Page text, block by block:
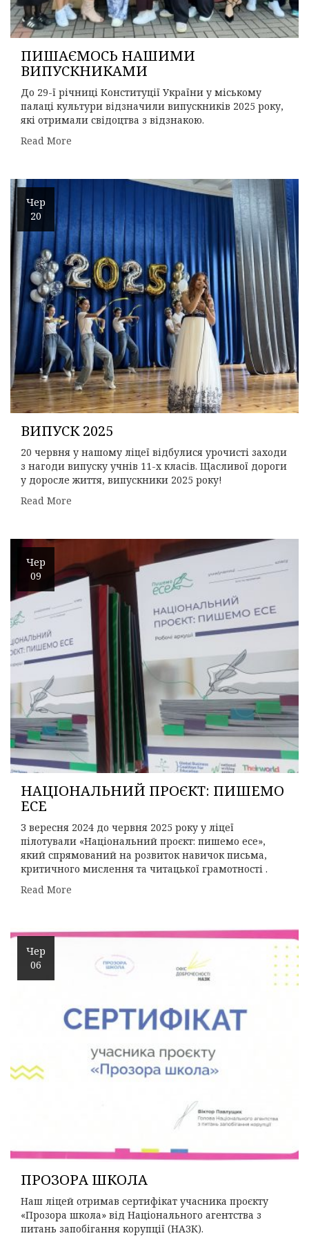
ПИШАЄМОСЬ НАШИМИ
ВИПУСКНИКАМИ
До 29-ї річниці Конституції України у міському
палаці культури відзначили випускників 2025 року,
які отримали свідоцтва з відзнакою.
Read More
Чер
20
ВИПУСК 2025
20 червня у нашому ліцеї відбулися урочисті заходи
з нагоди випуску учнів 11-х класів. Щасливої дороги
у доросле життя, випускники 2025 року!
Read More
Чер
09
НАЦІОНАЛЬНИЙ ПРОЄКТ: ПИШЕМО
ЕСЕ
З вересня 2024 до червня 2025 року у ліцеї
пілотували «Національний проєкт: пишемо есе»,
який спрямований на розвиток навичок письма,
критичного мислення та читацької грамотності .
Read More
Чер
06
ПРОЗОРА ШКОЛА
Наш ліцей отримав сертифікат учасника проєкту
«Прозора школа» від Національного агентства з
питань запобігання корупції (НАЗК).